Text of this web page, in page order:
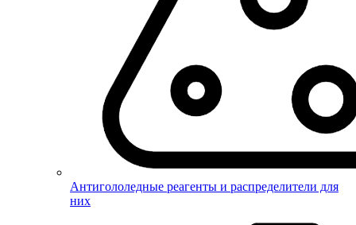
Антигололедные реагенты и распределители для
них